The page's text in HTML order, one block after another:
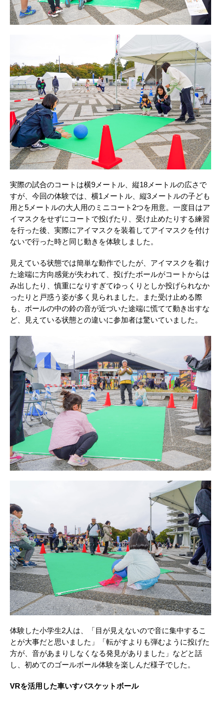
実際の試合のコートは横9メートル、縦18メートルの広さで
すが、今回の体験では、横1メートル、縦3メートルの子ども
用と5メートルの大人用のミニコート2つを用意。一度目はア
イマスクをせずにコートで投げたり、受け止めたりする練習
を行った後、実際にアイマスクを装着してアイマスクを付け
ないで行った時と同じ動きを体験しました。
見えている状態では簡単な動作でしたが、アイマスクを着け
た途端に方向感覚が失われて、投げたボールがコートからは
み出したり、慎重になりすぎてゆっくりとしか投げられなか
ったりと戸惑う姿が多く見られました。また受け止める際
も、ボールの中の鈴の音が近づいた途端に慌てて動き出すな
ど、見えている状態との違いに参加者は驚いていました。
体験した小学生2人は、「目が見えないので音に集中するこ
とが大事だと思いました」「転がすよりも弾むように投げた
方が、音があまりしなくなる発見がありました」などと話
し、初めてのゴールボール体験を楽しんだ様子でした。
VRを活用した車いすバスケットボール